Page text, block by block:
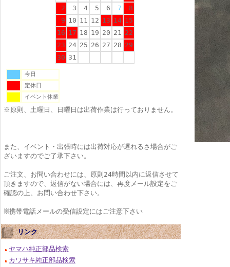
2
3 4 5 6 7
8
9 10 11 12 13 14 15
16 17 18 19 20 21 22
23 24 25 26 27 28 29
30 31
今日
定休日
イベント休業
※原則、土曜日、日曜日は出荷作業は行っておりません。
また、イベント・出張時には出荷対応が遅れるさ場合がご
ざいますのでご了承下さい。
ご注文、お問い合わせには、原則24時間以内に返信させて
頂きますので、返信がない場合には、再度メール設定をご
確認の上、お問い合わせ下さい。
※携帯電話メールの受信設定にはご注意下さい
リンク
ヤマハ純正部品検索
カワサキ純正部品検索